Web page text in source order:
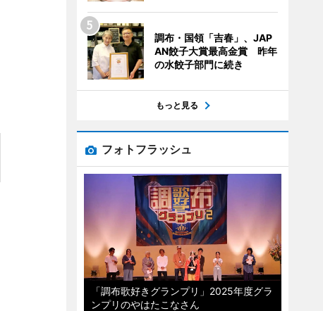
調布・国領「吉春」、JAP
AN餃子大賞最高金賞 昨年
の水餃子部門に続き
もっと見る
フォトフラッシュ
「調布歌好きグランプリ」2025年度グラ
ンプリのやはたこなさん